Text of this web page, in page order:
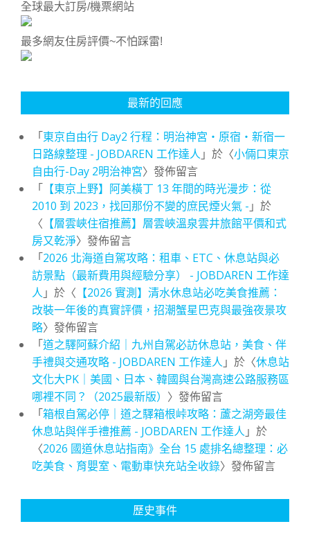
全球最大訂房/機票網站
最多網友住房評價~不怕踩雷!
最新的回應
「東京自由行 Day2 行程：明治神宮・原宿・新宿一
日路線整理 - JOBDAREN 工作達人 」於〈小倆口東京
自由行-Day 2明治神宮〉發佈留言
「 【東京上野】阿美橫丁 13 年間的時光漫步：從
2010 到 2023，找回那份不變的庶民煙火氣 - 」於
〈 【層雲峽住宿推薦】層雲峽溫泉雲井旅館平價和式
房又乾淨〉發佈留言
「2026 北海道自駕攻略：租車、ETC、休息站與必
訪景點（最新費用與經驗分享） - JOBDAREN 工作達
人 」於〈 【2026 實測】清水休息站必吃美食推薦：
改裝一年後的真實評價，招潮蟹星巴克與最強夜景攻
略〉發佈留言
「道之驛阿蘇介紹｜九州自駕必訪休息站，美食、伴
手禮與交通攻略 - JOBDAREN 工作達人 」於〈休息站
文化大PK｜美國、日本、韓國與台灣高速公路服務區
哪裡不同？（2025最新版） 〉發佈留言
「箱根自駕必停｜道之驛箱根峠攻略：蘆之湖旁最佳
休息站與伴手禮推薦 - JOBDAREN 工作達人 」於
〈2026 國道休息站指南》全台 15 處排名總整理：必
吃美食、育嬰室、電動車快充站全收錄〉發佈留言
歷史事件